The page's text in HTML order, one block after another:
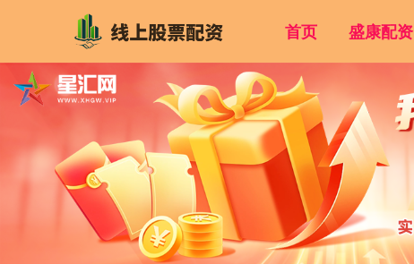
首页 盛康配资